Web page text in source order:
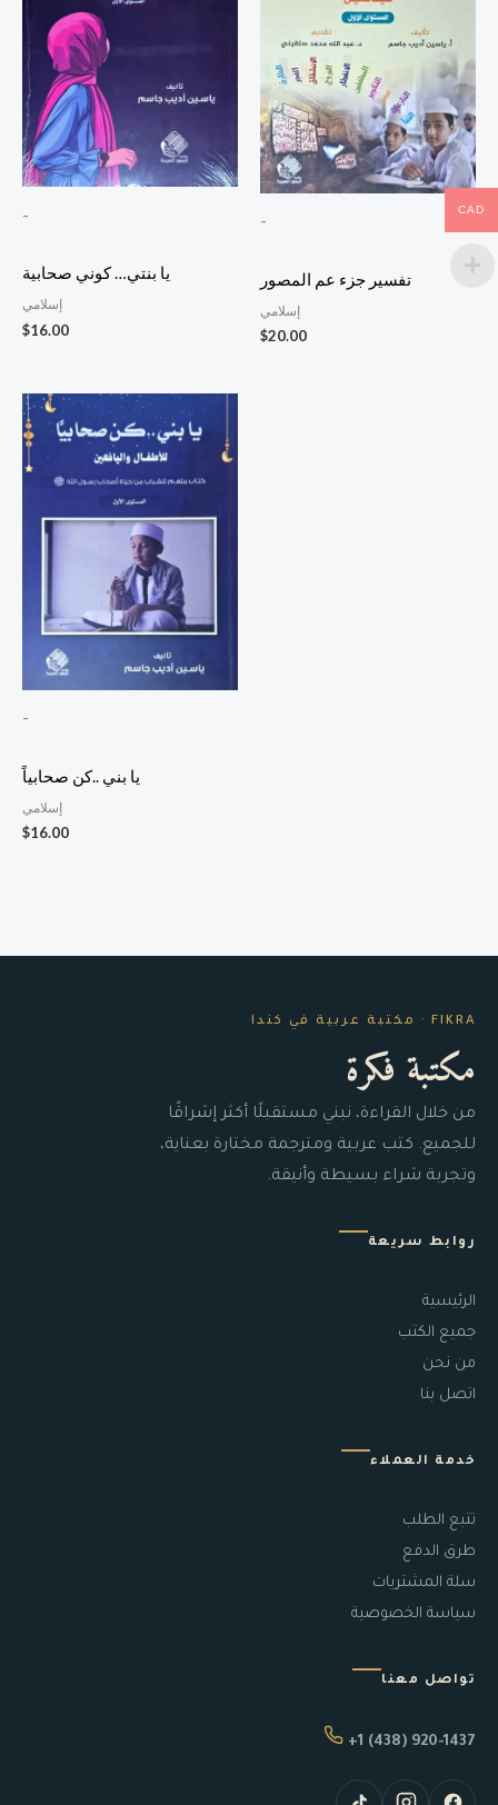
-
يا بنتي… كوني صحابية
إسلامي
$16.00
-
تفسير جزء عم المصور
إسلامي
$20.00
-
يا بني ..كن صحابياً
إسلامي
$16.00
FIKRA · مكتبة عربية في كندا
مكتبة فكرة
من خلال القراءة، نبني مستقبلًا أكثر إشراقًا
للجميع. كتب عربية ومترجمة مختارة بعناية،
وتجربة شراء بسيطة وأنيقة.
روابط سريعة
الرئيسية
جميع الكتب
من نحن
اتصل بنا
خدمة العملاء
تتبع الطلب
طرق الدفع
سلة المشتريات
سياسة الخصوصية
تواصل معنا
+1 (438) 920-1437
CAD